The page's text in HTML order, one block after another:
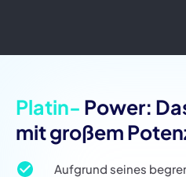
Platin- Power:
mit großem
Aufgrund seines